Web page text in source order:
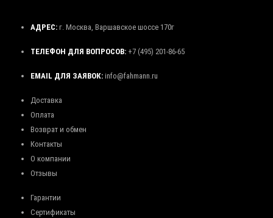
АДРЕС: г. Москва, Варшавское шоссе 170г
ТЕЛЕФОН ДЛЯ ВОПРОСОВ: +7 (495) 201-86-65
EMAIL ДЛЯ ЗАЯВОК: info@fahmann.ru
Доставка
Оплата
Возврат и обмен
Контакты
О компании
Отзывы
Гарантии
Сертификаты